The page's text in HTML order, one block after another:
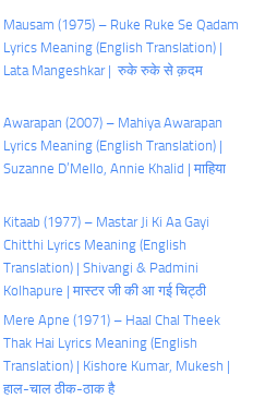
Mausam (1975) – Ruke Ruke Se Qadam
Lyrics Meaning (English Translation) |
Lata Mangeshkar | रुके रुके से क़दम
Awarapan (2007) – Mahiya Awarapan
Lyrics Meaning (English Translation) |
Suzanne D’Mello, Annie Khalid | माहिया
Kitaab (1977) – Mastar Ji Ki Aa Gayi
Chitthi Lyrics Meaning (English
Translation) | Shivangi & Padmini
Kolhapure | मास्टर जी की आ गई चिट्ठी
Mere Apne (1971) – Haal Chal Theek
Thak Hai Lyrics Meaning (English
Translation) | Kishore Kumar, Mukesh |
हाल-चाल ठीक-ठाक है